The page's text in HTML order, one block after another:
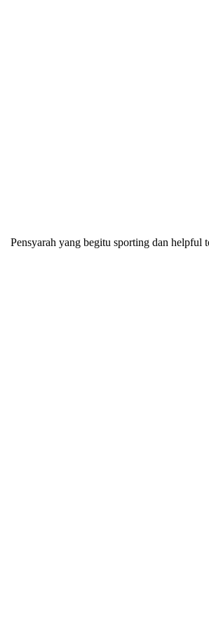
Pensyarah yang begitu sporting dan helpful